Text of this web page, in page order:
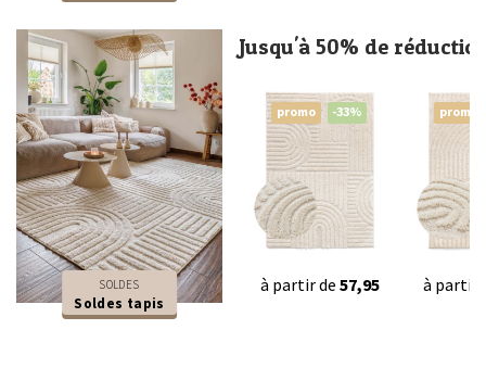
SOLDES
Soldes tapis
Jusqu'à 50% de
promo -33%
à partir de 57,95
promo
à partir